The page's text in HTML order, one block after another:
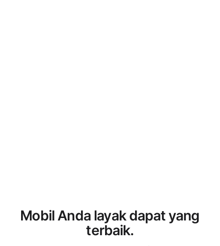
Mobil Anda layak dapatyang
terbaik.